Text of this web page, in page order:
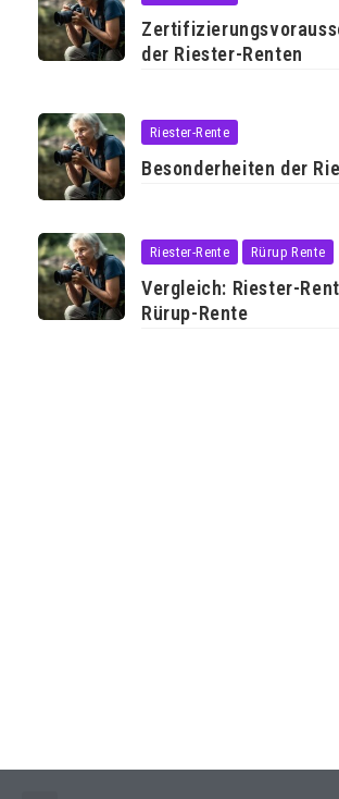
der Riester-Renten
Riester-Rente
Besonderheiten der
Riester-Rente Rürup Rente
Vergleich: Riester-
Rürup-Rente